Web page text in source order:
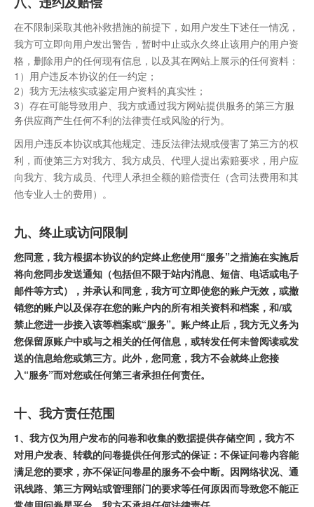
在不限制采取其他补救措施的前提下，如用户发生下述任一情况，
我方可立即向用户发出警告，暂时中止或永久终止该用户的用户资
格，删除用户的任何现有信息，以及其在网站上展示的任何资料：
1）用户违反本协议的任一约定；
2）我方无法核实或鉴定用户资料的真实性；
3）存在可能导致用户、我方或通过我方网站提供服务的第三方服
务供应商产生任何不利的法律责任或风险的行为。
因用户违反本协议或其他规定、违反法律法规或侵害了第三方的权
利，而使第三方对我方、我方成员、代理人提出索赔要求，用户应
向我方、我方成员、代理人承担全额的赔偿责任（含司法费用和其
他专业人士的费用）。
九、终止或访问限制
您同意，我方根据本协议的约定终止您使用“服务”之措施在实施后
将向您同步发送通知（包括但不限于站内消息、短信、电话或电子
邮件等方式），并承认和同意，我方可立即使您的账户无效，或撤
销您的账户以及保存在您的账户内的所有相关资料和档案，和/或
禁止您进一步接入该等档案或“服务”。账户终止后，我方无义务为
您保留原账户中或与之相关的任何信息，或转发任何未曾阅读或发
送的信息给您或第三方。此外，您同意，我方不会就终止您接
入“服务”而对您或任何第三者承担任何责任。
十、我方责任范围
1、我方仅为用户发布的问卷和收集的数据提供存储空间，我方不
对用户发表、转载的问卷提供任何形式的保证：不保证问卷内容能
满足您的要求，亦不保证问卷星的服务不会中断。因网络状况、通
讯线路、第三方网站或管理部门的要求等任何原因而导致您不能正